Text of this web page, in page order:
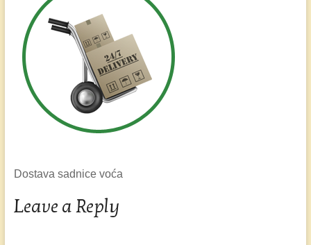
Dostava sadnice voća
Leave a Reply